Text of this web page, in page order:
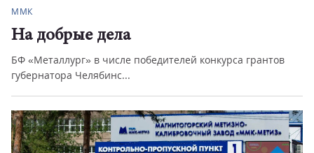
ММК
На добрые дела
БФ «Металлург» в числе победителей конкурса грантов
губернатора Челябинс...